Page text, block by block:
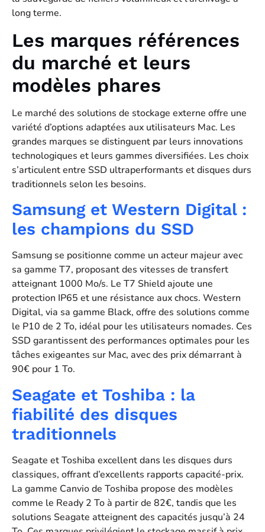
long terme.
Les marques références
du marché et leurs
modèles phares
Le marché des solutions de stockage externe offre une
variété d’options adaptées aux utilisateurs Mac. Les
grandes marques se distinguent par leurs innovations
technologiques et leurs gammes diversifiées. Les choix
s’articulent entre SSD ultraperformants et disques durs
traditionnels selon les besoins.
Samsung et Western Digital :
les champions du SSD
Samsung se positionne comme un acteur majeur avec
sa gamme T7, proposant des vitesses de transfert
atteignant 1000 Mo/s. Le T7 Shield ajoute une
protection IP65 et une résistance aux chocs. Western
Digital, via sa gamme Black, offre des solutions comme
le P10 de 2 To, idéal pour les utilisateurs nomades. Ces
SSD garantissent des performances optimales pour les
tâches exigeantes sur Mac, avec des prix démarrant à
90€ pour 1 To.
Seagate et Toshiba : la
fiabilité des disques
traditionnels
Seagate et Toshiba excellent dans les disques durs
classiques, offrant d’excellents rapports capacité-prix.
La gamme Canvio de Toshiba propose des modèles
comme le Ready 2 To à partir de 82€, tandis que les
solutions Seagate atteignent des capacités jusqu’à 24